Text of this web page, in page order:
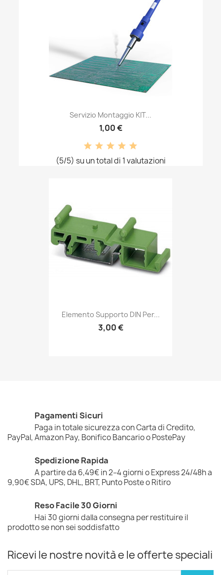
Servizio Montaggio KIT...
1,00 €
(5/5) su un total di 1 valutazioni
Elemento Supporto DIN Per...
3,00 €
Pagamenti Sicuri
Paga in totale sicurezza con Carta di Credito,
PayPal, Amazon Pay, Bonifico Bancario o PostePay
Spedizione Rapida
A partire da 6,49€ in 2–4 giorni o Express 24/48h a
9,90€ SDA, UPS, DHL, BRT, Punto Poste o Ritiro
Reso Facile 30 Giorni
Hai 30 giorni dalla consegna per restituire il
prodotto se non sei soddisfatto
Ricevi le nostre novità e le offerte speciali